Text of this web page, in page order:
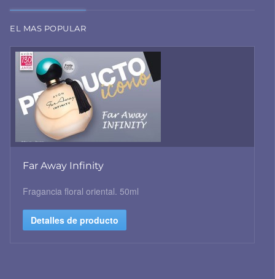
EL MAS POPULAR
Far Away Infinity
Fragancia floral oriental. 50ml
Detalles de producto